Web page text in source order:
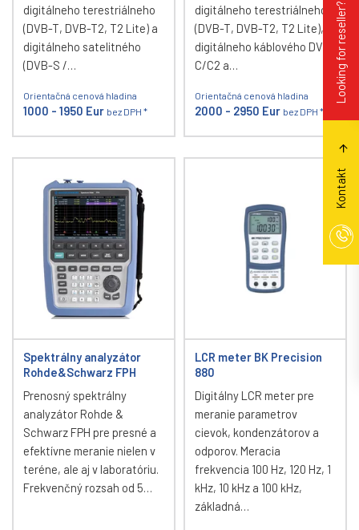
digitálneho terestriálneho
(DVB-T, DVB-T2, T2 Lite) a
digitálneho satelitného
(DVB-S /…
Orientačná cenová hladina
1000 - 1950 Eur bez DPH *
digitálneho terestriálneho
(DVB-T, DVB-T2, T2 Lite),
digitálneho káblového DVB-
C/C2 a…
Orientačná cenová hladina
2000 - 2950 Eur bez DPH *
Spektrálny analyzátor
Rohde&Schwarz FPH
Prenosný spektrálny
analyzátor Rohde &
Schwarz FPH pre presné a
efektívne meranie nielen v
teréne, ale aj v laboratóriu.
Frekvenčný rozsah od 5…
LCR meter BK Precision
880
Digitálny LCR meter pre
meranie parametrov
cievok, kondenzátorov a
odporov. Meracia
frekvencia 100 Hz, 120 Hz, 1
kHz, 10 kHz a 100 kHz,
základná…
Kontakt
Looking for reseller?